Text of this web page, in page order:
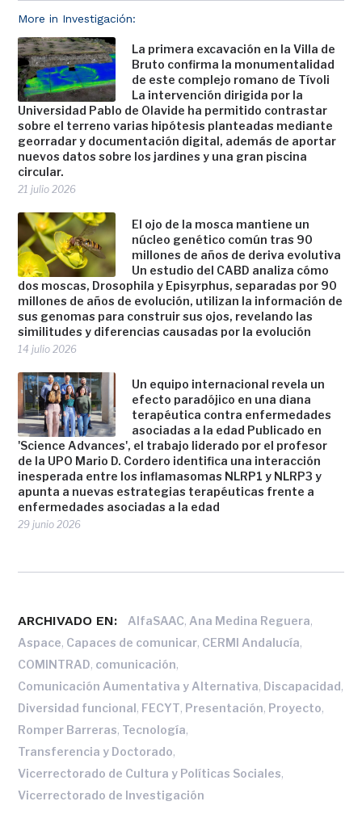
More in Investigación:
La primera excavación en la Villa de
Bruto confirma la monumentalidad
de este complejo romano de Tívoli
La intervención dirigida por la
Universidad Pablo de Olavide ha permitido contrastar
sobre el terreno varias hipótesis planteadas mediante
georradar y documentación digital, además de aportar
nuevos datos sobre los jardines y una gran piscina
circular.
21 julio 2026
El ojo de la mosca mantiene un
núcleo genético común tras 90
millones de años de deriva evolutiva
Un estudio del CABD analiza cómo
dos moscas, Drosophila y Episyrphus, separadas por 90
millones de años de evolución, utilizan la información de
sus genomas para construir sus ojos, revelando las
similitudes y diferencias causadas por la evolución
14 julio 2026
Un equipo internacional revela un
efecto paradójico en una diana
terapéutica contra enfermedades
asociadas a la edad Publicado en
'Science Advances', el trabajo liderado por el profesor
de la UPO Mario D. Cordero identifica una interacción
inesperada entre los inflamasomas NLRP1 y NLRP3 y
apunta a nuevas estrategias terapéuticas frente a
enfermedades asociadas a la edad
29 junio 2026
ARCHIVADO EN: AlfaSAAC,Ana Medina Reguera,
Aspace, Capaces de comunicar, CERMI Andalucía,
COMINTRAD, comunicación,
Comunicación Aumentativa y Alternativa, Discapacidad,
Diversidad funcional, FECYT, Presentación, Proyecto,
Romper Barreras, Tecnología,
Transferencia y Doctorado,
Vicerrectorado de Cultura y Políticas Sociales,
Vicerrectorado de Investigación